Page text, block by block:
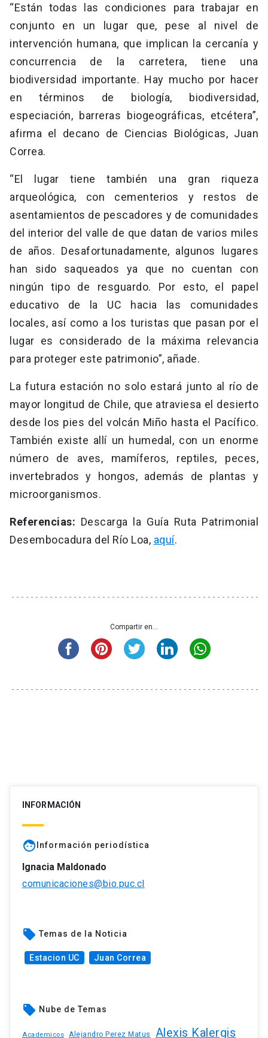
“Están todas las condiciones para trabajar en
conjunto en un lugar que, pese al nivel de
intervención humana, que implican la cercanía y
concurrencia de la carretera, tiene una
biodiversidad importante. Hay mucho por hacer
en términos de biología, biodiversidad,
especiación, barreras biogeográficas, etcétera”,
afirma el decano de Ciencias Biológicas, Juan
Correa.
“El lugar tiene también una gran riqueza
arqueológica, con cementerios y restos de
asentamientos de pescadores y de comunidades
del interior del valle de que datan de varios miles
de años. Desafortunadamente, algunos lugares
han sido saqueados ya que no cuentan con
ningún tipo de resguardo. Por esto, el papel
educativo de la UC hacia las comunidades
locales, así como a los turistas que pasan por el
lugar es considerado de la máxima relevancia
para proteger este patrimonio”, añade.
La futura estación no solo estará junto al río de
mayor longitud de Chile, que atraviesa el desierto
desde los pies del volcán Miño hasta el Pacífico.
También existe allí un humedal, con un enorme
número de aves, mamíferos, reptiles, peces,
invertebrados y hongos, además de plantas y
microorganismos.
Referencias: Descarga la Guía Ruta Patrimonial
Desembocadura del Río Loa, aquí.
Compartir en...
INFORMACIÓN
faceInformación periodística
Ignacia Maldonado
comunicaciones@bio.puc.cl
local_offer Temas de la Noticia
Estacion UC Juan Correa
local_offer Nube de Temas
Academicos Alejandro Perez Matus Alexis Kalergis